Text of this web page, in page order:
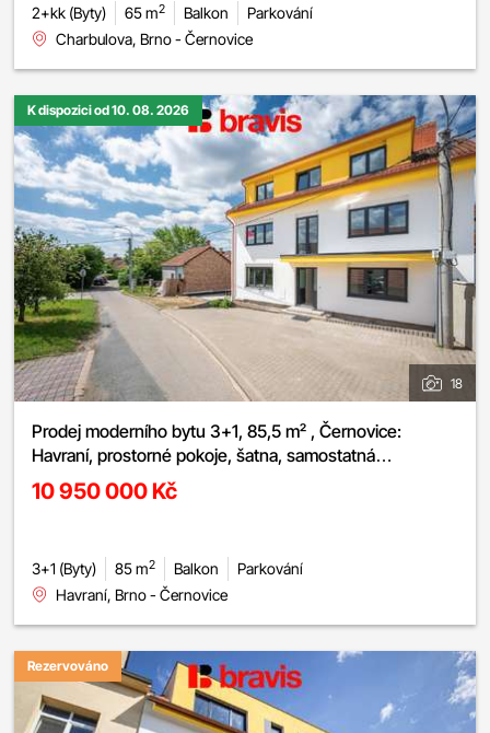
2+kk (Byty) 65 m2 Balkon
Parkování
Charbulova, Brno - Černovice
K dispozici od 10. 08. 2026
18
Prodej moderního bytu 3+1, 85,5 m² , Černovice:
Havraní, prostorné pokoje, šatna, samostatná
kuchyně,možnost parkování
10 950 000 Kč
3+1 (Byty) 85 m2 Balkon
Parkování
Havraní, Brno - Černovice
Rezervováno